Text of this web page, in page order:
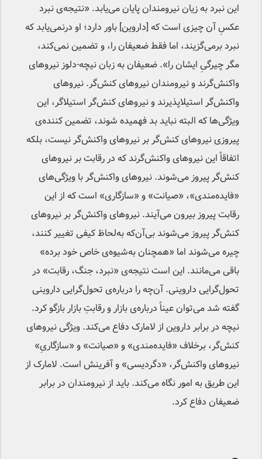
این نبرد به زیان نیرومندان پایان می‌یابد. «نتیجه‌ی نبرد
عکسِ آن چیزی است که [داروین] باور دارد؛ او درنمی‌یابد که
نبرد برمی‌گزیند، اما فقط ضعیفان را، و تضمین نمی‌کند،
مگر چیرگیِ ایشان را». ضعیفان به زبان نیچه-دلوز نیروهای
واکنش‌گرند و نیرومندان نیروهای کنش‌گر. نیروهای
واکنش‌گر استیلاپذیرند و نیروهای کنش‌گر استیلاگر، این
ویژگی‌ها که البته نباید بد فهمیده شوند، تضمین کننده‌ی
پیروزی نیروهای کنش‌گر بر نیروهای واکنش‌گر نیست، بلکه
اتفاقاً این نیروهای واکنش‌گرند که در رقابت بر نیروهای
کنش‌گر پیروز می‌شوند. نیروهای واکنش‌گر با ویژگی‌های
«فایده‌مندی»، «صیانت» و «سازگاری» است که از این
رقابت پیروز بیرون می‌آیند. نیروهای واکنش‌گر بر نیروهای
کنش‌گر پیروز می‌شوند بی‌آن‌که به‌لحاظ کیفی تغییر کنند،
چیره می‌شوند اما «همچنان به‌شیوه‌ی خاص خود برده»
باقی می‌مانند. این است نتیجه‌ی «نبرد، جنگ، رقابت» در
تحول‌گرایی داروینی. آن‌چه را درباره‌ی تحول‌گرایی داروینی
گفته شد می‌توان عیناً درباره‌ی بازار و رقابتِ بازار بازگو کرد.
نیچه در برابر داروین از لامارک دفاع می‌کند. ویژگی نیروهای
کنش‌گر، برخلاف «فایده‌مندی» و «صیانت» و «سازگاریِ»
نیروهای واکنش‌گر، «دگردیسی» و آفرینش است. لامارک از
این طریق به امور نگاه می‌کند. باید از نیرومندان در برابر
ضعیفان دفاع کرد.